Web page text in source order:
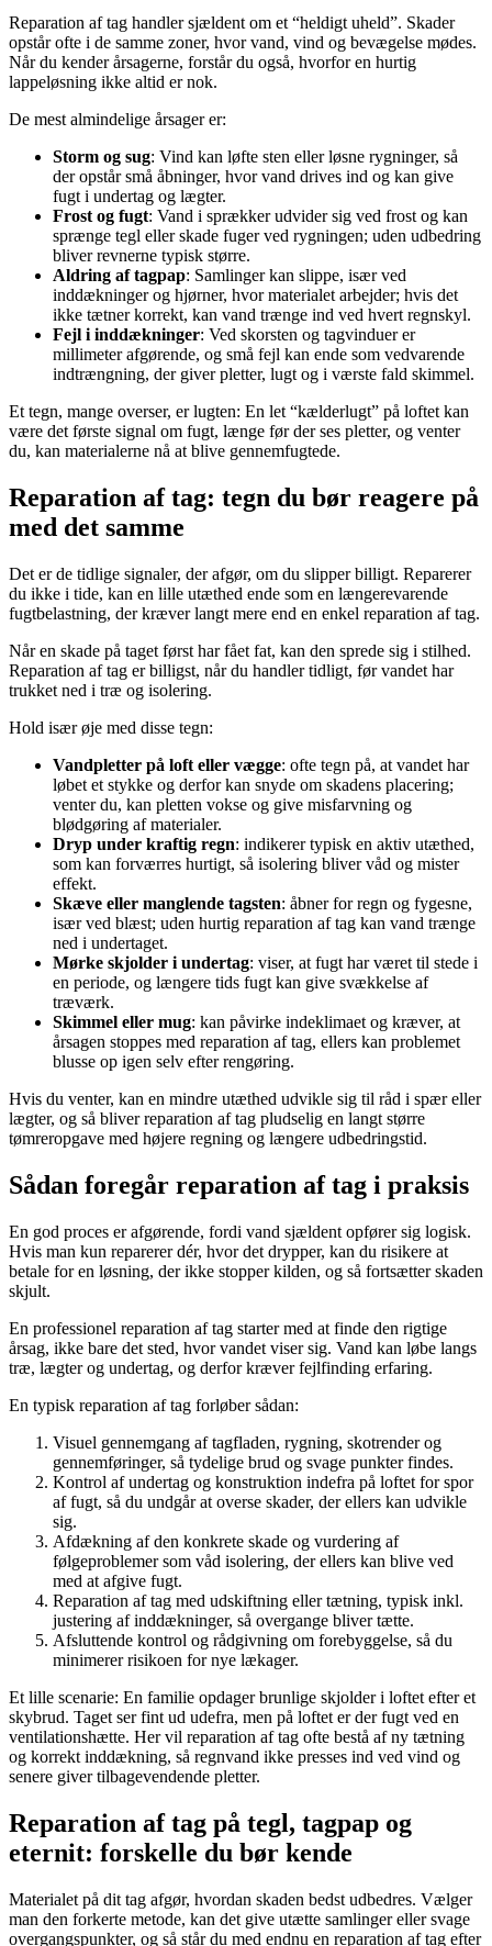
Reparation af tag handler sjældent om et “heldigt uheld”. Skader
opstår ofte i de samme zoner, hvor vand, vind og bevægelse mødes.
Når du kender årsagerne, forstår du også, hvorfor en hurtig
lappeløsning ikke altid er nok.
De mest almindelige årsager er:
Storm og sug: Vind kan løfte sten eller løsne rygninger, så
der opstår små åbninger, hvor vand drives ind og kan give
fugt i undertag og lægter.
Frost og fugt: Vand i sprækker udvider sig ved frost og kan
sprænge tegl eller skade fuger ved rygningen; uden udbedring
bliver revnerne typisk større.
Aldring af tagpap: Samlinger kan slippe, især ved
inddækninger og hjørner, hvor materialet arbejder; hvis det
ikke tætner korrekt, kan vand trænge ind ved hvert regnskyl.
Fejl i inddækninger: Ved skorsten og tagvinduer er
millimeter afgørende, og små fejl kan ende som vedvarende
indtrængning, der giver pletter, lugt og i værste fald skimmel.
Et tegn, mange overser, er lugten: En let “kælderlugt” på loftet kan
være det første signal om fugt, længe før der ses pletter, og venter
du, kan materialerne nå at blive gennemfugtede.
Reparation af tag: tegn du bør reagere på
med det samme
Det er de tidlige signaler, der afgør, om du slipper billigt. Reparerer
du ikke i tide, kan en lille utæthed ende som en længerevarende
fugtbelastning, der kræver langt mere end en enkel reparation af tag.
Når en skade på taget først har fået fat, kan den sprede sig i stilhed.
Reparation af tag er billigst, når du handler tidligt, før vandet har
trukket ned i træ og isolering.
Hold især øje med disse tegn:
Vandpletter på loft eller vægge: ofte tegn på, at vandet har
løbet et stykke og derfor kan snyde om skadens placering;
venter du, kan pletten vokse og give misfarvning og
blødgøring af materialer.
Dryp under kraftig regn: indikerer typisk en aktiv utæthed,
som kan forværres hurtigt, så isolering bliver våd og mister
effekt.
Skæve eller manglende tagsten: åbner for regn og fygesne,
især ved blæst; uden hurtig reparation af tag kan vand trænge
ned i undertaget.
Mørke skjolder i undertag: viser, at fugt har været til stede i
en periode, og længere tids fugt kan give svækkelse af
træværk.
Skimmel eller mug: kan påvirke indeklimaet og kræver, at
årsagen stoppes med reparation af tag, ellers kan problemet
blusse op igen selv efter rengøring.
Hvis du venter, kan en mindre utæthed udvikle sig til råd i spær eller
lægter, og så bliver reparation af tag pludselig en langt større
tømreropgave med højere regning og længere udbedringstid.
Sådan foregår reparation af tag i praksis
En god proces er afgørende, fordi vand sjældent opfører sig logisk.
Hvis man kun reparerer dér, hvor det drypper, kan du risikere at
betale for en løsning, der ikke stopper kilden, og så fortsætter skaden
skjult.
En professionel reparation af tag starter med at finde den rigtige
årsag, ikke bare det sted, hvor vandet viser sig. Vand kan løbe langs
træ, lægter og undertag, og derfor kræver fejlfinding erfaring.
En typisk reparation af tag forløber sådan:
Visuel gennemgang af tagfladen, rygning, skotrender og
gennemføringer, så tydelige brud og svage punkter findes.
Kontrol af undertag og konstruktion indefra på loftet for spor
af fugt, så du undgår at overse skader, der ellers kan udvikle
sig.
Afdækning af den konkrete skade og vurdering af
følgeproblemer som våd isolering, der ellers kan blive ved
med at afgive fugt.
Reparation af tag med udskiftning eller tætning, typisk inkl.
justering af inddækninger, så overgange bliver tætte.
Afsluttende kontrol og rådgivning om forebyggelse, så du
minimerer risikoen for nye lækager.
Et lille scenarie: En familie opdager brunlige skjolder i loftet efter et
skybrud. Taget ser fint ud udefra, men på loftet er der fugt ved en
ventilationshætte. Her vil reparation af tag ofte bestå af ny tætning
og korrekt inddækning, så regnvand ikke presses ind ved vind og
senere giver tilbagevendende pletter.
Reparation af tag på tegl, tagpap og
eternit: forskelle du bør kende
Materialet på dit tag afgør, hvordan skaden bedst udbedres. Vælger
man den forkerte metode, kan det give utætte samlinger eller svage
overgangspunkter, og så står du med endnu en reparation af tag efter